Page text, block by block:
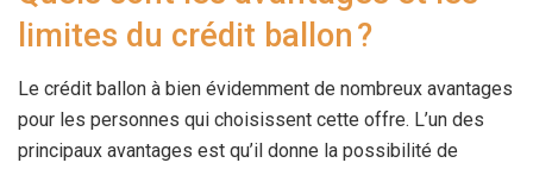
limites du crédit ballon ?
Le crédit ballon à bien évidemment de nombreux avantages
pour les personnes qui choisissent cette offre. L’un des
principaux avantages est qu’il donne la possibilité de